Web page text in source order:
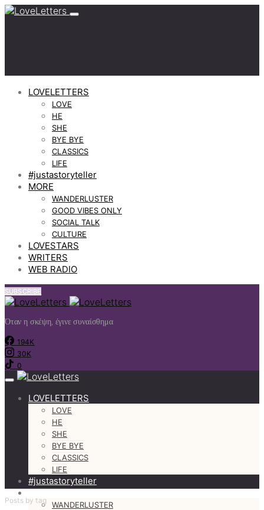
LOVELETTERS
LOVE
HE
SHE
BYE BYE
CLASSICS
LIFE
#justastoryteller
MORE
WANDERLUSTER
GOOD VIBES ONLY
SOCIAL TALK
CULTURE
LOVESTARS
WRITERS
WEB RADIO
SUBSCRIBE
Όταν η σκέψη, έγινε συναίσθημα
194K
30K
0
LOVELETTERS
LOVE
HE
SHE
BYE BYE
CLASSICS
LIFE
#justastoryteller
MORE
WANDERLUSTER
Posts by tag